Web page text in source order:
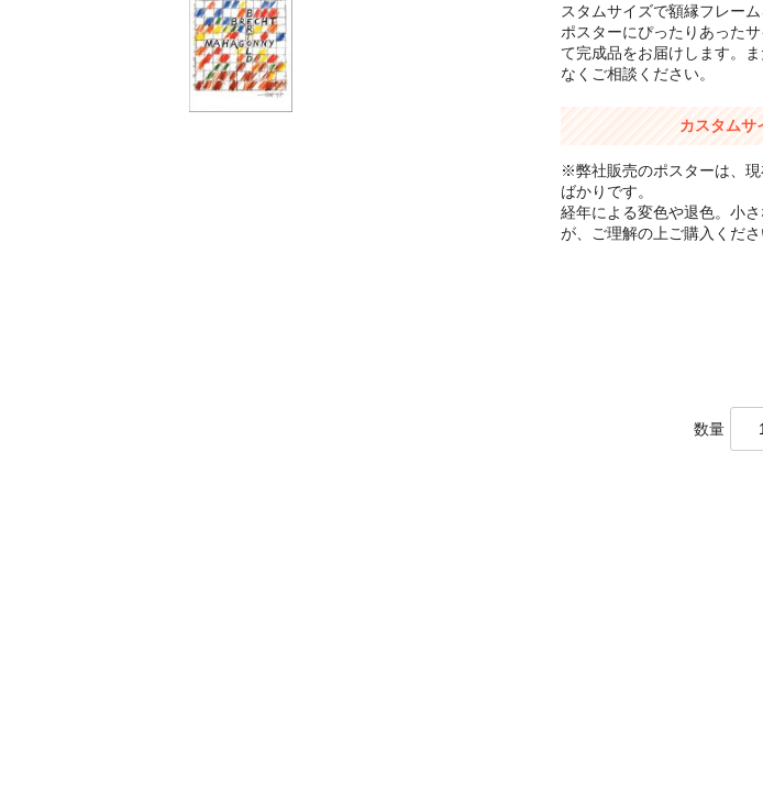
スタムサイズで額縁フレーム
ポスターにぴったりあった
て完成品をお届けします。
なくご相談ください。
カスタムサ
※弊社販売のポスターは、
ばかりです。
経年による変色や退色。小
が、ご理解の上ご購入くださ
数量